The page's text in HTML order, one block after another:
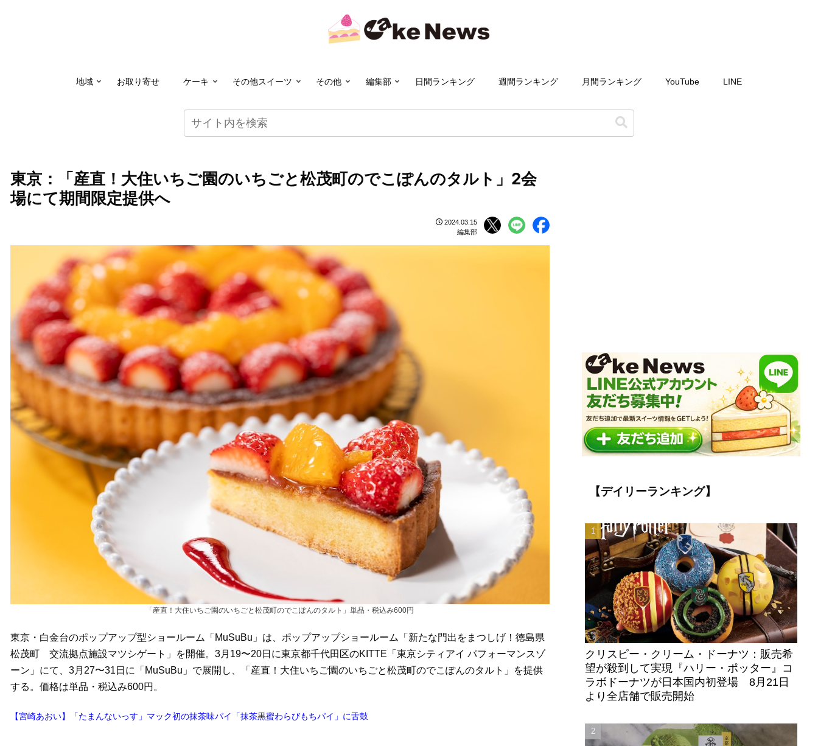
地域 お取り寄せ ケーキ その他スイーツ その他 編集部 日間ランキング 週間ランキング 月間ランキング YouTube LINE
東京：「産直！大住いちご園のいちごと松茂町のでこぽんのタルト」2会
場にて期間限定提供へ
2024.03.15
編集部
「産直！大住いちご園のいちごと松茂町のでこぽんのタルト」単品・税込み600円
東京・白金台のポップアップ型ショールーム「MuSuBu」は、ポップアップショールーム「新たな門出をまつしげ！徳島県
松茂町 交流拠点施設マツシゲート」を開催。3月19〜20日に東京都千代田区のKITTE「東京シティアイ パフォーマンスゾ
ーン」にて、3月27〜31日に「MuSuBu」で展開し、「産直！大住いちご園のいちごと松茂町のでこぽんのタルト」を提供
する。価格は単品・税込み600円。
【宮崎あおい】「たまんないっす」マック初の抹茶味パイ「抹茶黒蜜わらびもちパイ」に舌鼓
【デイリーランキング】
クリスピー・クリーム・ドーナツ：販売希
望が殺到して実現『ハリー・ポッター』コ
ラボドーナツが日本国内初登場 8月21日
より全店舗で販売開始